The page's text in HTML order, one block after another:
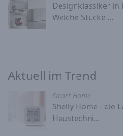
Designklassiker in
Welche Stücke ...
Aktuell im Trend
Smart Home
Shelly Home - die
Haustechni...